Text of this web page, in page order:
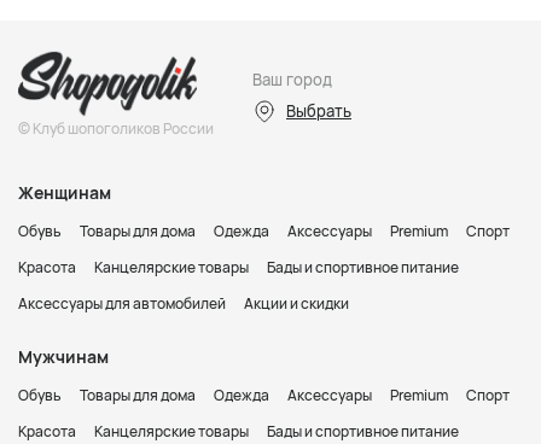
© Клуб шопоголиков России
Ваш город
Выбрать
Женщинам
Обувь Товары для дома Одежда Аксессуары Premium
Спорт
Красота
Канцелярские товары
Бады и спортивное питание
Аксессуары для автомобилей
Акции и скидки
Мужчинам
Обувь Товары для дома Одежда Аксессуары Premium
Спорт
Красота
Канцелярские товары
Бады и спортивное питание